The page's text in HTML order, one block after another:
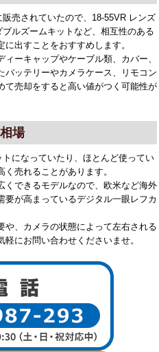
売されていたので、18-55VR レンズ
ルズームキットなど、相互性のある
出すことをおすすめします。
ーキャップやケーブル類、カバー、
ッテリーやカメラケース、リモコン
て売却をすると高い値がつく可能性が
場
になっていたり、ほとんど使ってい
売れることがあります。
くできるモデルなので、欧米など海外
要が高まっているデジタル一眼レフカ
、カメラの状態によって左右される
にお問い合わせくださいませ。